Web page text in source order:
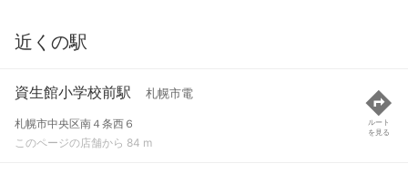
近くの駅
資生館小学校前駅 札幌市電
札幌市中央区南４条西６
このページの店舗から 84 m
ルート
を見る